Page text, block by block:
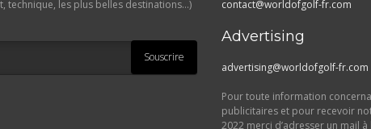
technique, les plus belles destinations…)
Souscrire
contact@worldofgolf-fr.com
Advertising
advertising@worldofgolf-fr.com
Pour toute information
publicitaires et pour recevoir
2022 merci d’adresser un mail à